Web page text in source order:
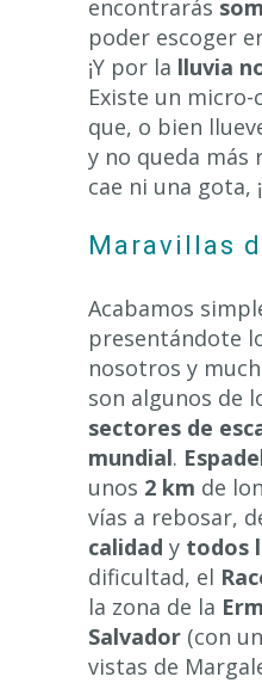
encontrarás
poder escoger
¡Y por la lluvia
Existe un micro-
que, o bien
y no queda más
cae ni una gota,
Maravillas
Acabamos
presentándote
nosotros y
son algunos de
sectores de
mundial.
unos 2 km de
vías a rebosar,
calidad y todos
dificultad, el
la zona de la
Salvador (con
vistas de